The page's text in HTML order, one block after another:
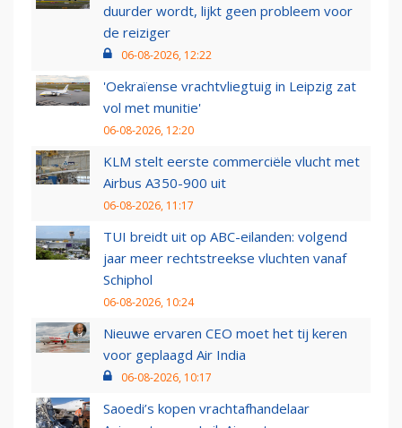
duurder wordt, lijkt geen probleem voor
de reiziger
06-08-2026, 12:22
'Oekraïense vrachtvliegtuig in Leipzig zat
vol met munitie'
06-08-2026, 12:20
KLM stelt eerste commerciële vlucht met
Airbus A350-900 uit
06-08-2026, 11:17
TUI breidt uit op ABC-eilanden: volgend
jaar meer rechtstreekse vluchten vanaf
Schiphol
06-08-2026, 10:24
Nieuwe ervaren CEO moet het tij keren
voor geplaagd Air India
06-08-2026, 10:17
Saoedi’s kopen vrachtafhandelaar